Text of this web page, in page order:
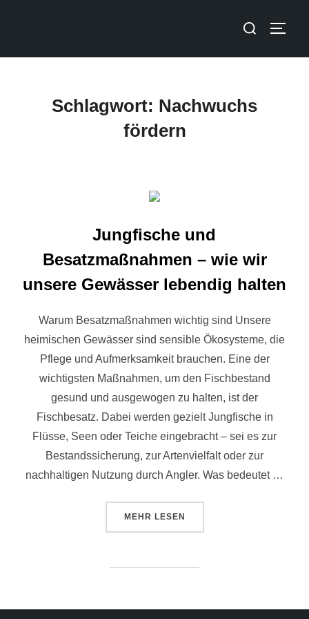
Schlagwort: Nachwuchs
fördern
Jungfische und
Besatzmaßnahmen – wie wir
unsere Gewässer lebendig halten
Warum Besatzmaßnahmen wichtig sind Unsere
heimischen Gewässer sind sensible Ökosysteme, die
Pflege und Aufmerksamkeit brauchen. Eine der
wichtigsten Maßnahmen, um den Fischbestand
gesund und ausgewogen zu halten, ist der
Fischbesatz. Dabei werden gezielt Jungfische in
Flüsse, Seen oder Teiche eingebracht – sei es zur
Bestandssicherung, zur Artenvielfalt oder zur
nachhaltigen Nutzung durch Angler. Was bedeutet …
MEHR LESEN